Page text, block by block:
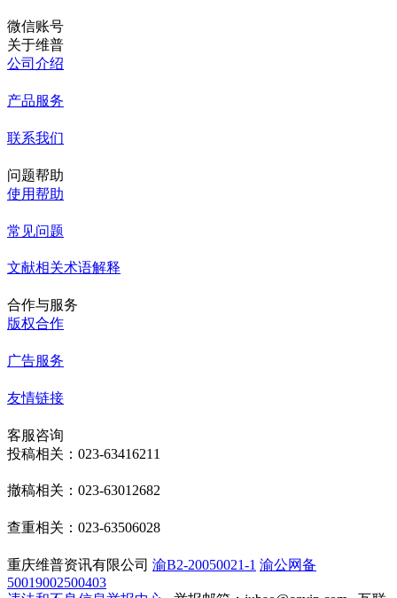
微信账号
关于维普
公司介绍
产品服务
联系我们
问题帮助
使用帮助
常见问题
文献相关术语解释
合作与服务
版权合作
广告服务
友情链接
客服咨询
投稿相关：023-63416211
撤稿相关：023-63012682
查重相关：023-63506028
重庆维普资讯有限公司 渝B2-20050021-1 渝公网备
50019002500403